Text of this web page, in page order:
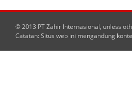
© 2013 PT Zahir Internasional, unless
Catatan: Situs web ini mengandung